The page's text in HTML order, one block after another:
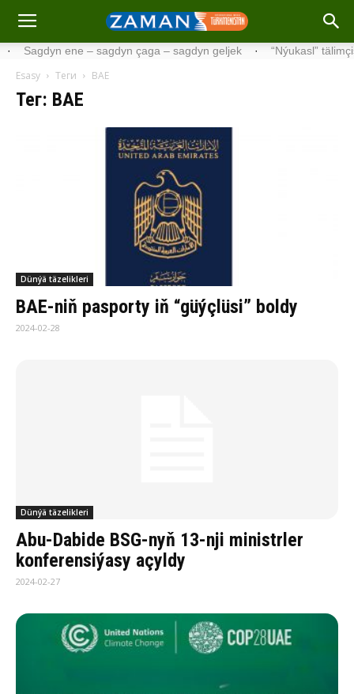
ene – sagdyn çaga – sagdyn geljek · “Nýukasl” tälimçisini
Esasy Теги BAE
Тег: BAE
Dünýä täzelikleri
BAE-niň pasporty iň “güýçlüsi” boldy
2024-02-28
Dünýä täzelikleri
Abu-Dabide BSG-nyň 13-nji ministrler
konferensiýasy açyldy
2024-02-27